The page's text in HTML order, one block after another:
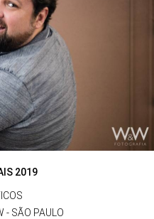
2019
- SÃO PAULO